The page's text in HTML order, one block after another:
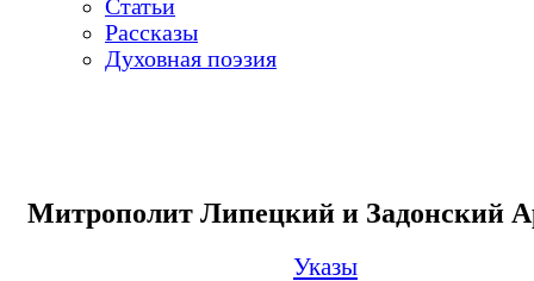
Статьи
Рассказы
Духовная поэзия
Митрополит Липецкий и Задонский
Указы